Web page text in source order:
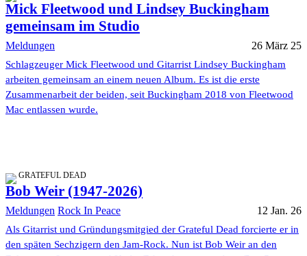
Mick Fleetwood und Lindsey Buckingham
gemeinsam im Studio
Meldungen 26 März 25
Schlagzeuger Mick Fleetwood und Gitarrist Lindsey Buckingham
arbeiten gemeinsam an einem neuen Album. Es ist die erste
Zusammenarbeit der beiden, seit Buckingham 2018 von Fleetwood
Mac entlassen wurde.
GRATEFUL DEAD
Bob Weir (1947-2026)
Meldungen Rock In Peace 12 Jan. 26
Als Gitarrist und Gründungsmitgied der Grateful Dead forcierte er in
den späten Sechzigern den Jam-Rock. Nun ist Bob Weir an den